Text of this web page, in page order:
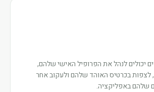
יכולים לנהל את הפרופיל האישי שלהם,
לצפות בכרטיס האוהד שלהם ולעקוב אחר
שלהם באפליקציה.